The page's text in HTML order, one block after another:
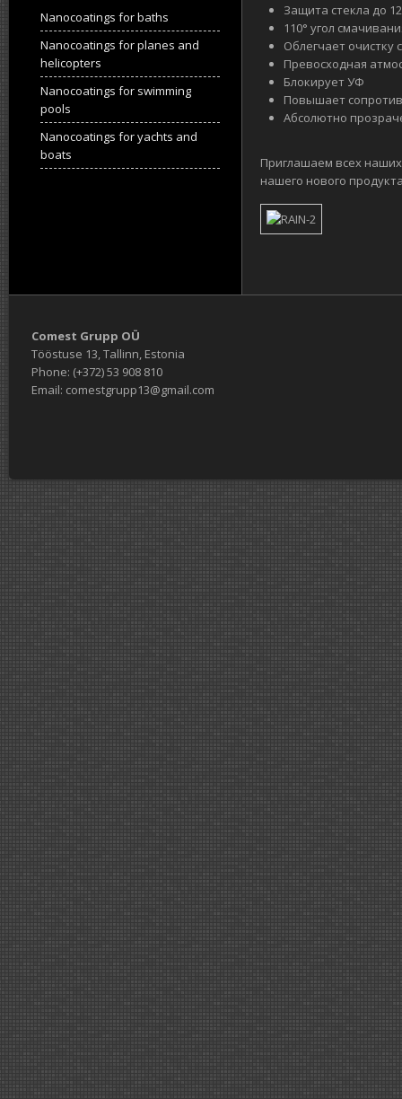
Защита стекла до
110° угол
Облегчает очистку
Превосходная
Блокирует УФ
Повышает
Абсолютно
Приглашаем всех
нашего нового
Nanocoatings for baths
Nanocoatings for planes and
helicopters
Nanocoatings for swimming
pools
Nanocoatings for yachts and
boats
Comest Grupp OÜ
Tööstuse 13, Tallinn, Estonia
Phone: (+372) 53 908 810
Email: comestgrupp13@gmail.com